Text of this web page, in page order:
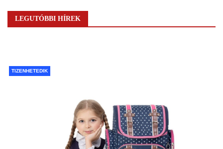
LEGUTÓBBI HÍREK
TIZENHETEDIK